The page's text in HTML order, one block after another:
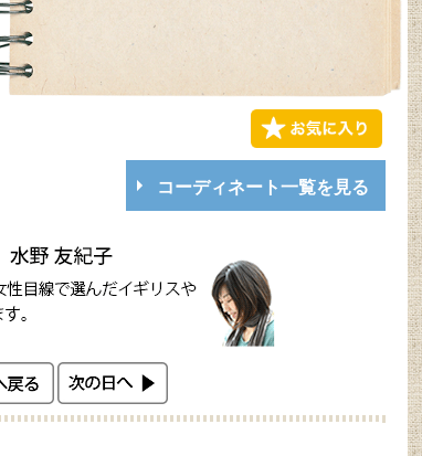
コーディネート一覧を見る